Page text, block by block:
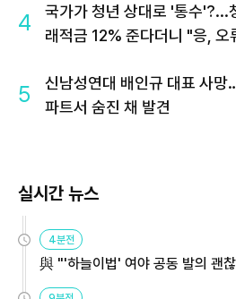
4
국가가 청년 상대로 '통수'?...
래적금 12% 준다더니 "응, 오
5
신남성연대 배인규 대표 사망
파트서 숨진 채 발견
실시간 뉴스
4분전
與 "'하늘이법' 여야 공동 발의 괜